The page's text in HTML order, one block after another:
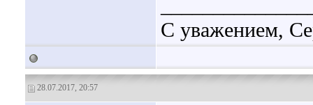
С уважением,
28.07.2017, 20:57